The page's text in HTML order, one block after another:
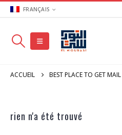
FRANÇAIS
ACCUEIL BEST PLACE TO GET
rien n'a été trouvé